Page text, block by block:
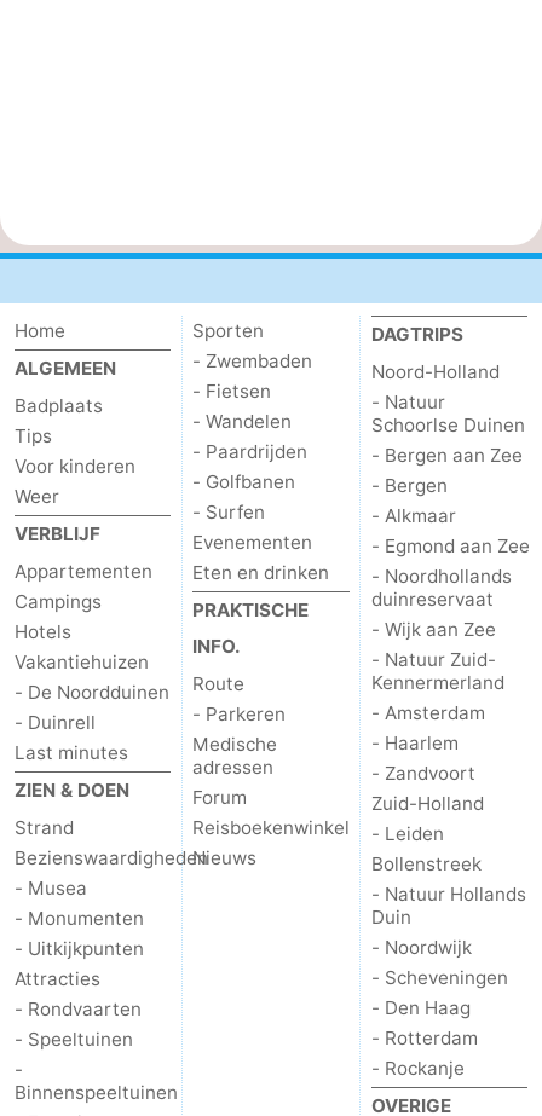
Home
ALGEMEEN
Badplaats
Tips
Voor kinderen
Weer
VERBLIJF
Appartementen
Campings
Hotels
Vakantiehuizen
- De Noordduinen
- Duinrell
Last minutes
ZIEN & DOEN
Strand
Bezienswaardigheden
- Musea
- Monumenten
- Uitkijkpunten
Attracties
- Rondvaarten
- Speeltuinen
-
Binnenspeeltuinen
Sporten
- Zwembaden
- Fietsen
- Wandelen
- Paardrijden
- Golfbanen
- Surfen
Evenementen
Eten en drinken
PRAKTISCHE
INFO.
Route
- Parkeren
Medische
adressen
Forum
Reisboekenwinkel
Nieuws
DAGTRIPS
Noord-Holland
- Natuur
Schoorlse Duinen
- Bergen aan Zee
- Bergen
- Alkmaar
- Egmond aan Zee
- Noordhollands
duinreservaat
- Wijk aan Zee
- Natuur Zuid-
Kennermerland
- Amsterdam
- Haarlem
- Zandvoort
Zuid-Holland
- Leiden
Bollenstreek
- Natuur Hollands
Duin
- Noordwijk
- Scheveningen
- Den Haag
- Rotterdam
- Rockanje
OVERIGE